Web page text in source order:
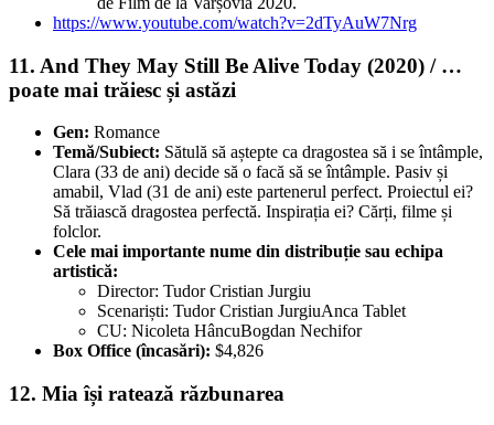
https://www.youtube.com/watch?v=2dTyAuW7Nrg
11. And They May Still Be Alive Today (2020) / …
poate mai trăiesc și astăzi
Gen: Romance
Temă/Subiect: Sătulă să aștepte ca dragostea să i se întâmple,
Clara (33 de ani) decide să o facă să se întâmple. Pasiv și
amabil, Vlad (31 de ani) este partenerul perfect. Proiectul ei?
Să trăiască dragostea perfectă. Inspirația ei? Cărți, filme și
folclor.
Cele mai importante nume din distribuție sau echipa
artistică:
Director: Tudor Cristian Jurgiu
Scenariști: Tudor Cristian JurgiuAnca Tablet
CU: Nicoleta HâncuBogdan Nechifor
Box Office (încasări): $4,826
12. Mia își ratează răzbunarea